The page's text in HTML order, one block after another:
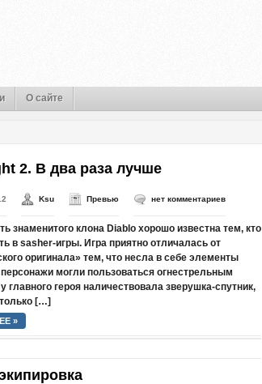
О сайте
2. В два раза лучше
Ksu Превью нет комментариев
знаменитого клона Diablo хорошо известна тем, кто
в sasher-игры. Игра приятно отличалась от
оригинала» тем, что несла в себе элементы
могли пользоваться огнестрельным
главного героя наличествовала зверушка-спутник,
[…]
»